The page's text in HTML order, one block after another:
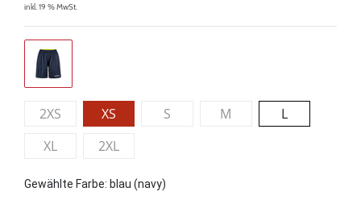
inkl. 19 % MwSt.
2XS XS S M
L
XL
2XL
Gewählte Farbe: blau (navy)